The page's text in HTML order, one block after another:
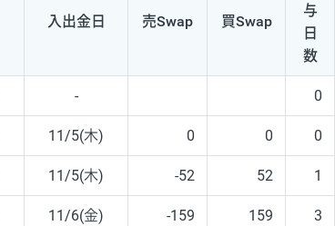
入出金日 売Swap 買Swap
与
日
数
- 0
11/5(木) 0 0 0
11/5(木) -52 52 1
11/6(金) -159 159 3